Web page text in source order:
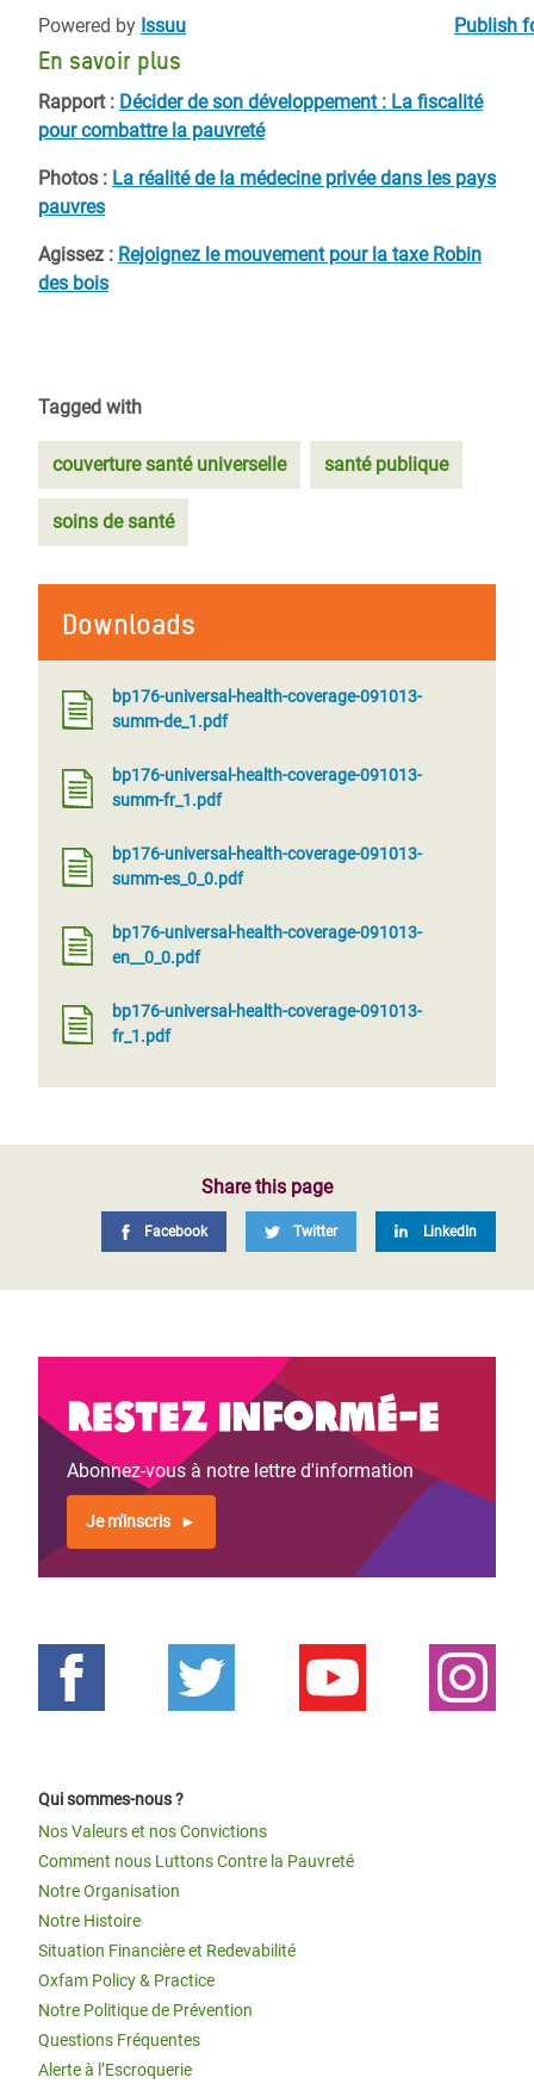
Powered by Issuu Publish
En savoir plus
Rapport : Décider de son développement : La fiscalité
pour combattre la pauvreté
Photos : La réalité de la médecine privée dans les pays
pauvres
Agissez : Rejoignez le mouvement pour la taxe Robin
des bois
Tagged with
couverture santé universelle santé publique
soins de santé
Downloads
bp176-universal-health-coverage-091013-
summ-de_1.pdf
bp176-universal-health-coverage-091013-
summ-fr_1.pdf
bp176-universal-health-coverage-091013-
summ-es_0_0.pdf
bp176-universal-health-coverage-091013-
en__0_0.pdf
bp176-universal-health-coverage-091013-
fr_1.pdf
Share this page
Facebook Twitter LinkedIn
Restez informé-e
Abonnez-vous à notre lettre d'information
Je m'inscris
Qui sommes-nous ?
Nos Valeurs et nos Convictions
Comment nous Luttons Contre la Pauvreté
Notre Organisation
Notre Histoire
Situation Financière et Redevabilité
Oxfam Policy & Practice
Notre Politique de Prévention
Questions Fréquentes
Alerte à l’Escroquerie